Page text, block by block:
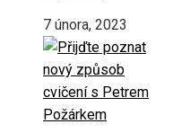
7 února, 2023